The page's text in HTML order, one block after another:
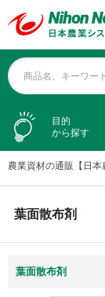
商品名、キーワー
目的
から探す
農業資材の通販【日本
葉面散布剤
葉面散布剤